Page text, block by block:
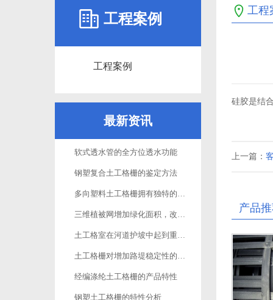
工程案例
工程案例
最新资讯
软式透水管的全方位透水功能
钢塑复合土工格栅的鉴定方法
多向塑料土工格栅拥有独特的性能与功效
三维植被网增加绿化面积，改善生态环境
土工格室在河道护坡中起到重要作用
土工格栅对增加路堤稳定性的作用
经编涤纶土工格栅的产品特性
钢塑土工格栅的特性分析
工程
硅胶是结
上一篇：
产品